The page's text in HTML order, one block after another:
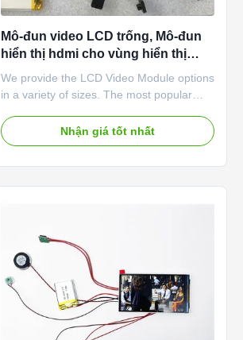
Mô-đun video LCD trống, Mô-đun
hiển thị hdmi cho vùng hiển thị
Brochure 153 × 85mm
We provide the LCD Video Module options
in a variety of sizes. The most popular
mini display, 2.4”, used in Video Business
Cards).Liquid crystal displays are widely
Nhận giá tốt nhất